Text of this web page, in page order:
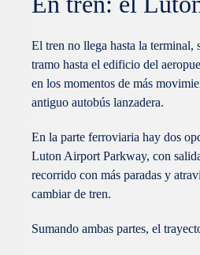
El tren no llega hasta la terminal,
tramo hasta el edificio del
en los momentos de más
antiguo autobús lanzadera.
En la parte ferroviaria hay dos
Luton Airport Parkway, con
recorrido con más paradas y
cambiar de tren.
Sumando ambas partes, el